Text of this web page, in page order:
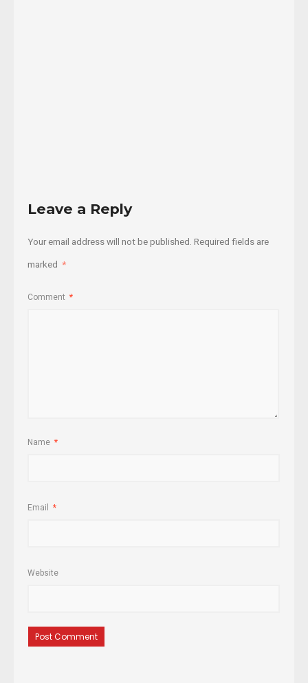
Leave a Reply
Your email address will not be published. Required fields are
marked *
Comment *
Name *
Email *
Website